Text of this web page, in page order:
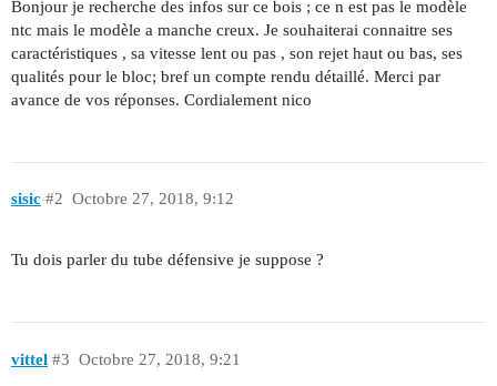
Bonjour je recherche des infos sur ce bois ; ce n est pas le modèle
ntc mais le modèle a manche creux. Je souhaiterai connaitre ses
caractéristiques , sa vitesse lent ou pas , son rejet haut ou bas, ses
qualités pour le bloc; bref un compte rendu détaillé. Merci par
avance de vos réponses. Cordialement nico
sisic Octobre 27, 2018, 9:12
#2
Tu dois parler du tube défensive je suppose ?
vittel Octobre 27, 2018, 9:21
#3